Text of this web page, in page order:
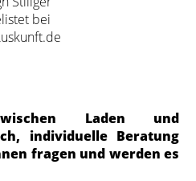
Laden und
individuelle Beratung
fragen und werden es